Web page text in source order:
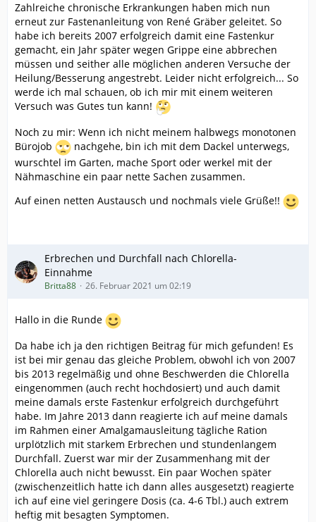
Zahlreiche chronische Erkrankungen haben mich nun
erneut zur Fastenanleitung von René Gräber geleitet. So
habe ich bereits 2007 erfolgreich damit eine Fastenkur
gemacht, ein Jahr später wegen Grippe eine abbrechen
müssen und seither alle möglichen anderen Versuche der
Heilung/Besserung angestrebt. Leider nicht erfolgreich... So
werde ich mal schauen, ob ich mir mit einem weiteren
Versuch was Gutes tun kann!
Noch zu mir: Wenn ich nicht meinem halbwegs monotonen
Bürojob
nachgehe, bin ich mit dem Dackel unterwegs,
wurschtel im Garten, mache Sport oder werkel mit der
Nähmaschine ein paar nette Sachen zusammen.
Auf einen netten Austausch und nochmals viele Grüße!!
Erbrechen und Durchfall nach Chlorella-
Einnahme
Britta88 26. Februar 2021 um 02:19
Hallo in die Runde
Da habe ich ja den richtigen Beitrag für mich gefunden! Es
ist bei mir genau das gleiche Problem, obwohl ich von 2007
bis 2013 regelmäßig und ohne Beschwerden die Chlorella
eingenommen (auch recht hochdosiert) und auch damit
meine damals erste Fastenkur erfolgreich durchgeführt
habe. Im Jahre 2013 dann reagierte ich auf meine damals
im Rahmen einer Amalgamausleitung tägliche Ration
urplötzlich mit starkem Erbrechen und stundenlangem
Durchfall. Zuerst war mir der Zusammenhang mit der
Chlorella auch nicht bewusst. Ein paar Wochen später
(zwischenzeitlich hatte ich dann alles ausgesetzt) reagierte
ich auf eine viel geringere Dosis (ca. 4-6 Tbl.) auch extrem
heftig mit besagten Symptomen.